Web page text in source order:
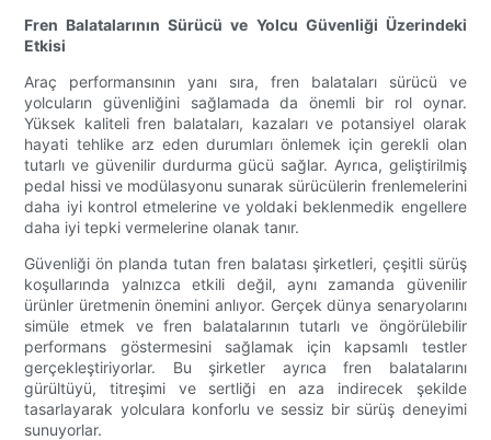
Fren Balatalarının Sürücü ve Yolcu Güvenliği Üzerindeki
Etkisi
Araç performansının yanı sıra, fren balataları sürücü ve
yolcuların güvenliğini sağlamada da önemli bir rol oynar.
Yüksek kaliteli fren balataları, kazaları ve potansiyel olarak
hayati tehlike arz eden durumları önlemek için gerekli olan
tutarlı ve güvenilir durdurma gücü sağlar. Ayrıca, geliştirilmiş
pedal hissi ve modülasyonu sunarak sürücülerin frenlemelerini
daha iyi kontrol etmelerine ve yoldaki beklenmedik engellere
daha iyi tepki vermelerine olanak tanır.
Güvenliği ön planda tutan fren balatası şirketleri, çeşitli sürüş
koşullarında yalnızca etkili değil, aynı zamanda güvenilir
ürünler üretmenin önemini anlıyor. Gerçek dünya senaryolarını
simüle etmek ve fren balatalarının tutarlı ve öngörülebilir
performans göstermesini sağlamak için kapsamlı testler
gerçekleştiriyorlar. Bu şirketler ayrıca fren balatalarını
gürültüyü, titreşimi ve sertliği en aza indirecek şekilde
tasarlayarak yolculara konforlu ve sessiz bir sürüş deneyimi
sunuyorlar.